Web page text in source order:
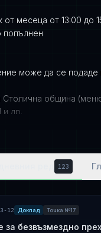
от месеца от 13:00 до
попълнен
може да се подаде
Столична община
др.
обслужване
123
12 Доклад Точка №17
за безвъзмездно